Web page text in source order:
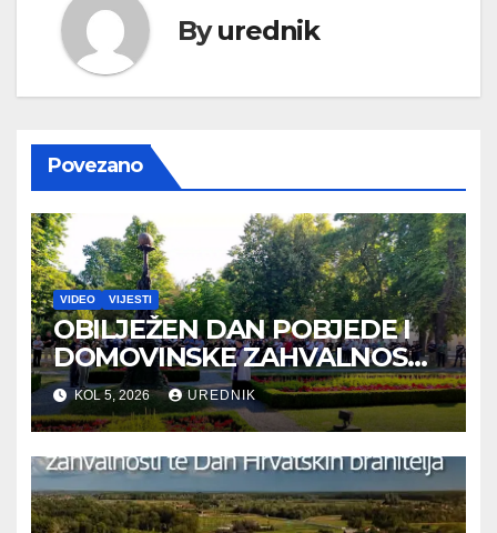
Byurednik
Povezano
VIDEO VIJESTI
OBILJEŽEN DAN POBJEDE I
DOMOVINSKE ZAHVALNOSTI
TE DAN HRVATSKIH
BRANITELJA
KOL 5, 2026 UREDNIK